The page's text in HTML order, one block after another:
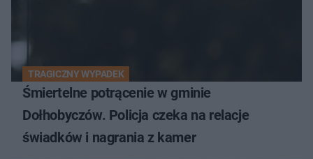
TRAGICZNY WYPADEK
Śmiertelne potrącenie w gminie
Dołhobyczów. Policja czeka na relacje
świadków i nagrania z kamer